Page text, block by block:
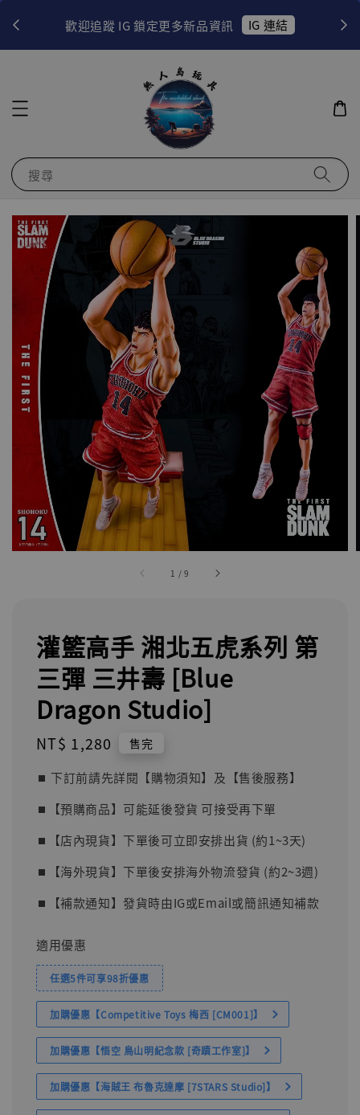
歡迎追蹤 IG 鎖定更多新品資訊 IG 連結
搜尋
1 /9
灌籃高手 湘北五虎系列 第
三彈 三井壽 [Blue
Dragon Studio]
Regular
NT$ 1,280 售完
⏹︎ 下訂前請先詳閱【購物須知】及【售後服務】
⏹︎【預購商品】可能延後發貨 可接受再下單
⏹︎【店內現貨】下單後可立即安排出貨 (約1~3天)
⏹︎【海外現貨】下單後安排海外物流發貨 (約2~3週)
⏹︎【補款通知】發貨時由IG或Email或簡訊通知補款
適用優惠
任選5件可享98折優惠
加購優惠【Competitive Toys 梅西 [CM001]】
加購優惠【悟空 鳥山明紀念款 [奇蹟工作室]】
加購優惠【海賊王 布魯克達摩 [7STARS Studio]】